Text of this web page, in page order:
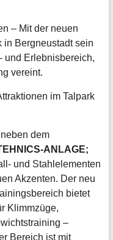
– Mit der neuen
in Bergneustadt sein
und Erlebnisbereich,
vereint.
im Talpark
dem
ANLAGE;
und Stahlelementen
Akzenten. Der neu
bietet
Klimmzüge,
–
Bereich ist mit